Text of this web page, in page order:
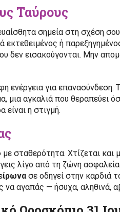
Ταύρους
σημεία στη σχέση
εκτεθειμένος ή
δεν εισακούγονται. Μην
ενέργεια για επανασύνδεση.
μια αγκαλιά που θεραπεύει
η στιγμή.
σταθερότητα. Χτίζεται και
λίγο από τη ζώνη
σε οδηγεί στην καρδιά
να αγαπάς — ήσυχα, αληθινά,